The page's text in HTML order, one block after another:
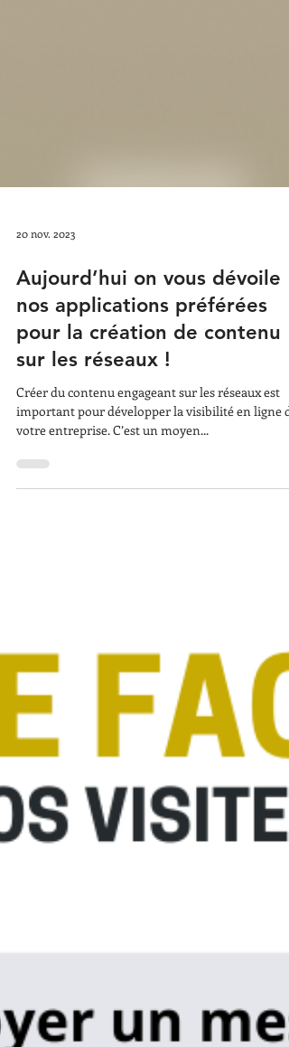
Aujourd’hui on vous dévoile
nos applications préférées
pour la création de contenu
sur les réseaux !
Créer du contenu engageant sur les réseaux est
important pour développer la visibilité en ligne de
votre entreprise. C’est un moyen...